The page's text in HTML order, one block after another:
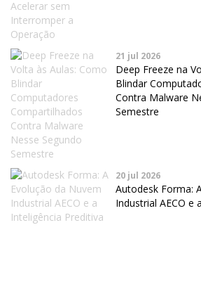
21 jul 2026
Deep Freeze na
Blindar
Contra Malware
Semestre
20 jul 2026
Autodesk Forma:
Industrial AECO e